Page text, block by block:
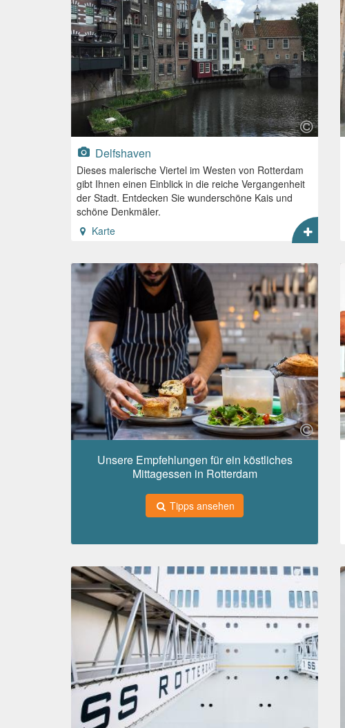
Delfshaven
Dieses malerische Viertel im Westen von Rotterdam
gibt Ihnen einen Einblick in die reiche Vergangenheit
der Stadt. Entdecken Sie wunderschöne Kais und
schöne Denkmäler.
Karte
Unsere Empfehlungen für ein köstliches
Mittagessen in Rotterdam
Tipps ansehen